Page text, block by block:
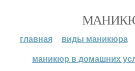
главная виды маникюра
маникюр в домашних